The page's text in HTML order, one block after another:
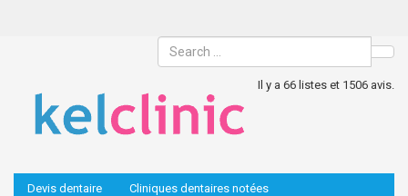
Il y a 66 listes et 1506 avis.
Devis dentaire Cliniques dentaires notées